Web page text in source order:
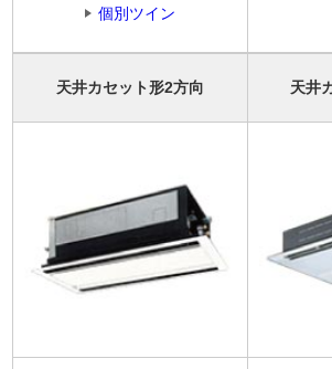
個別ツイン
天井カセット形2方向 天井